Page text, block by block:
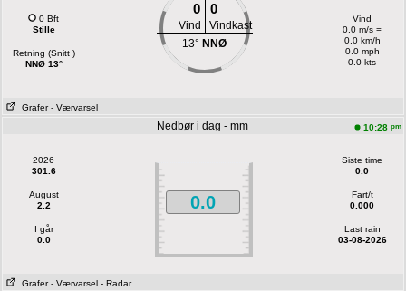
0 Bft
Stille
Retning (Snitt )
NNØ 13°
0 0
Vind
Vindkast
13° NNØ
Vind
0.0 m/s =
0.0 km/h
0.0 mph
0.0 kts
Grafer - Værvarsel
Nedbør i dag - mm 10:28 pm
2026
301.6
August
2.2
I går
0.0
0.0
Siste time
0.0
Fart/t
0.000
Last rain
03-08-2026
Grafer - Værvarsel - Radar